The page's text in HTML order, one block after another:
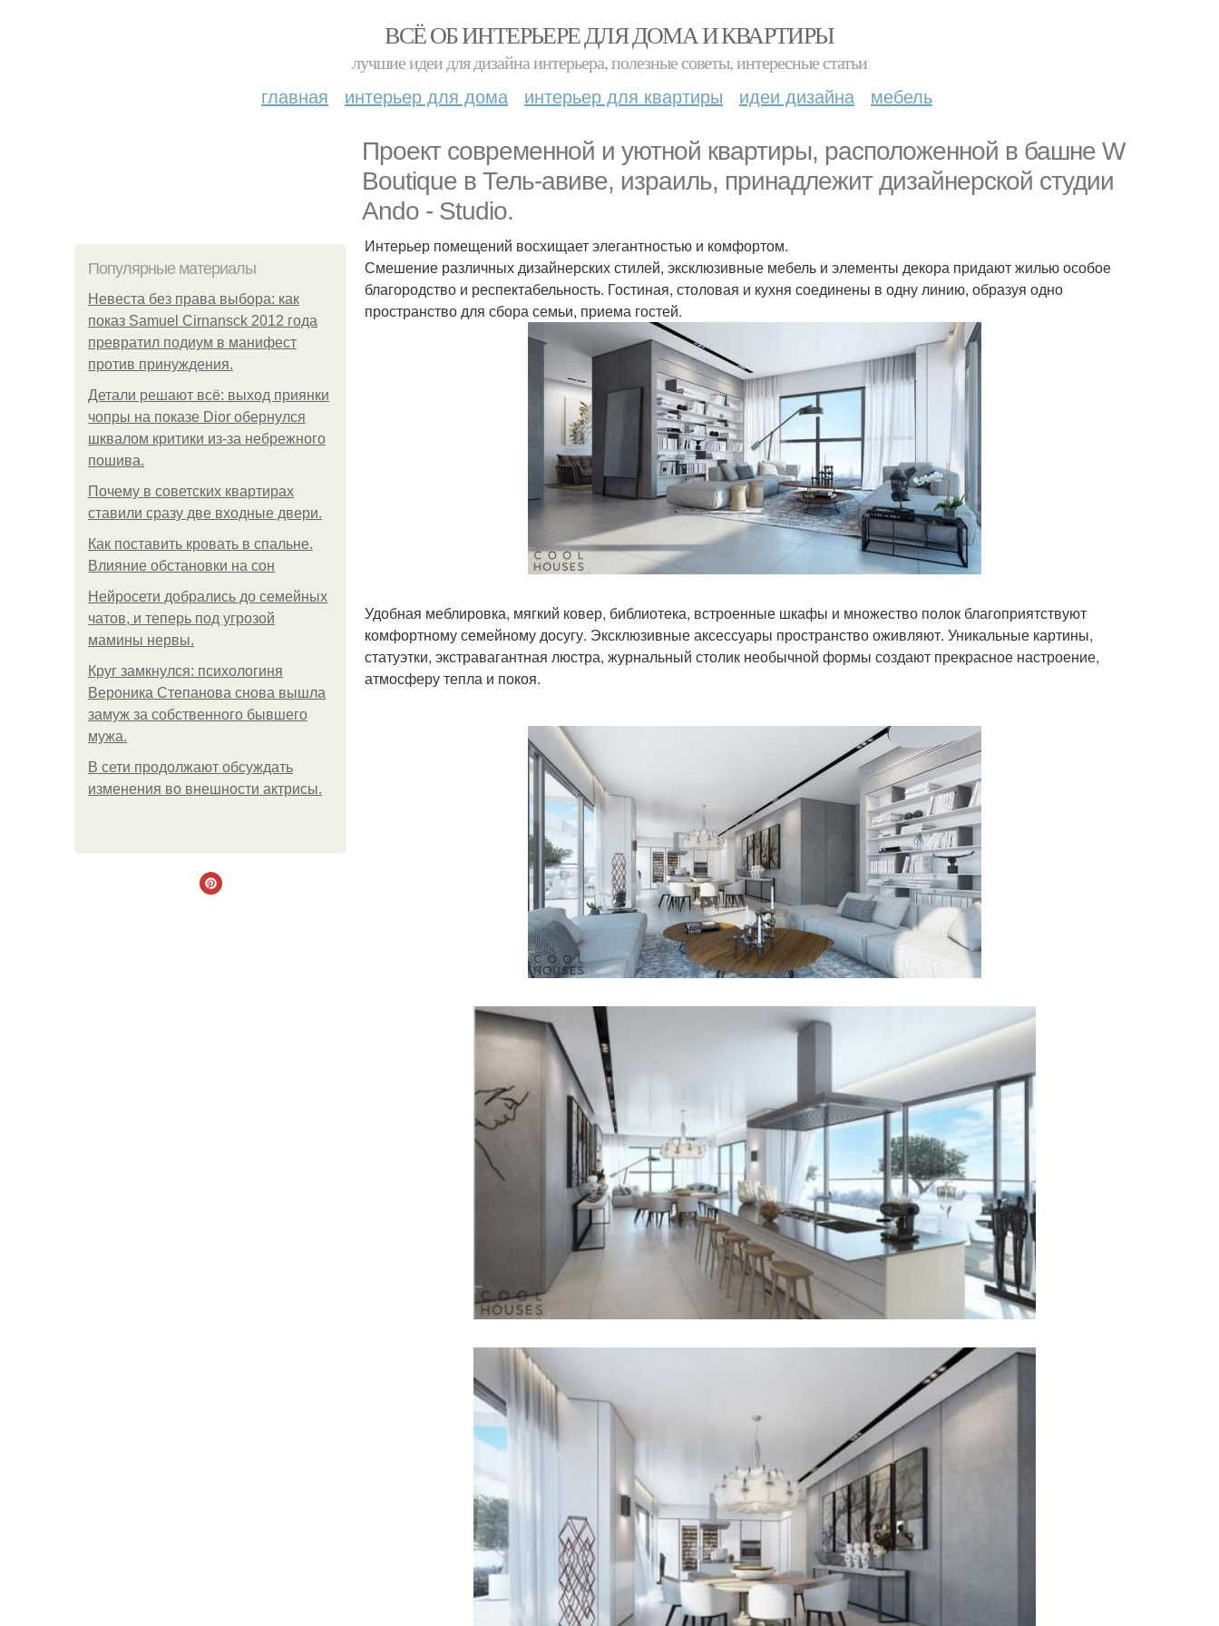
ВСЁ ОБ ИНТЕРЬЕРЕ ДЛЯ ДОМА И КВАРТИРЫ
лучшие идеи для дизайна интерьера, полезные советы, интересные статьи
главная интерьер для дома интерьер для квартиры идеи дизайна мебель
Проект современной и уютной квартиры, расположенной в башне W
Boutique в Тель-авиве, израиль, принадлежит дизайнерской студии
Ando - Studio.
Популярные материалы
Невеста без права выбора: как
показ Samuel Cirnansck 2012 года
превратил подиум в манифест
против принуждения.
Детали решают всё: выход приянки
чопры на показе Dior обернулся
шквалом критики из-за небрежного
пошива.
Почему в советских квартирах
ставили сразу две входные двери.
Как поставить кровать в спальне.
Влияние обстановки на сон
Нейросети добрались до семейных
чатов, и теперь под угрозой
мамины нервы.
Круг замкнулся: психологиня
Вероника Степанова снова вышла
замуж за собственного бывшего
мужа.
В сети продолжают обсуждать
изменения во внешности актрисы.
Интерьер помещений восхищает элегантностью и комфортом.
Смешение различных дизайнерских стилей, эксклюзивные мебель и элементы декора придают жилью особое
благородство и респектабельность. Гостиная, столовая и кухня соединены в одну линию, образуя одно
пространство для сбора семьи, приема гостей.
Удобная меблировка, мягкий ковер, библиотека, встроенные шкафы и множество полок благоприятствуют
комфортному семейному досугу. Эксклюзивные аксессуары пространство оживляют. Уникальные картины,
статуэтки, экстравагантная люстра, журнальный столик необычной формы создают прекрасное настроение,
атмосферу тепла и покоя.